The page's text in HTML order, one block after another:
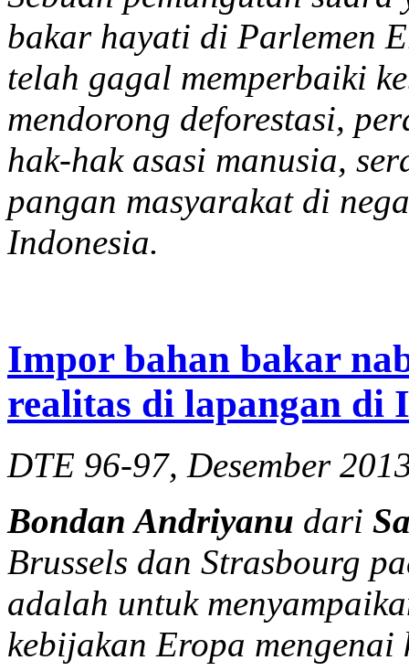
bakar hayati di Parlemen
telah gagal memperbaiki
mendorong deforestasi,
hak-hak asasi manusia,
pangan masyarakat di
Indonesia.
Impor bahan bakar
realitas di lapangan di
DTE 96-97, Desember
Bondan Andriyanu dari
Brussels dan Strasbourg
adalah untuk
kebijakan Eropa mengenai